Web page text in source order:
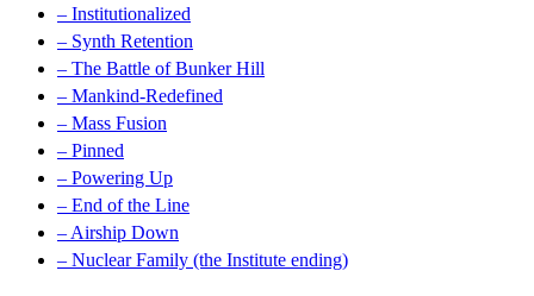
– Institutionalized
– Synth Retention
– The Battle of Bunker Hill
– Mankind-Redefined
– Mass Fusion
– Pinned
– Powering Up
– End of the Line
– Airship Down
– Nuclear Family (the Institute ending)